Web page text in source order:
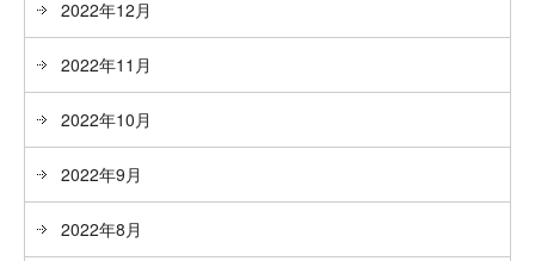
2022年12月
2022年11月
2022年10月
2022年9月
2022年8月